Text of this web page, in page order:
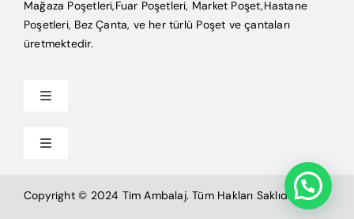
Mağaza Poşetleri,Fuar Poşetleri, Market Poşet,Hastane
Poşetleri, Bez Çanta, ve her türlü Poşet ve çantaları
üretmektedir.
Toggle
Anasayfa
Tim Ambalaj
Toggle
Copyright © 2024 Tim Ambalaj. Tüm Hakları Saklıdır.